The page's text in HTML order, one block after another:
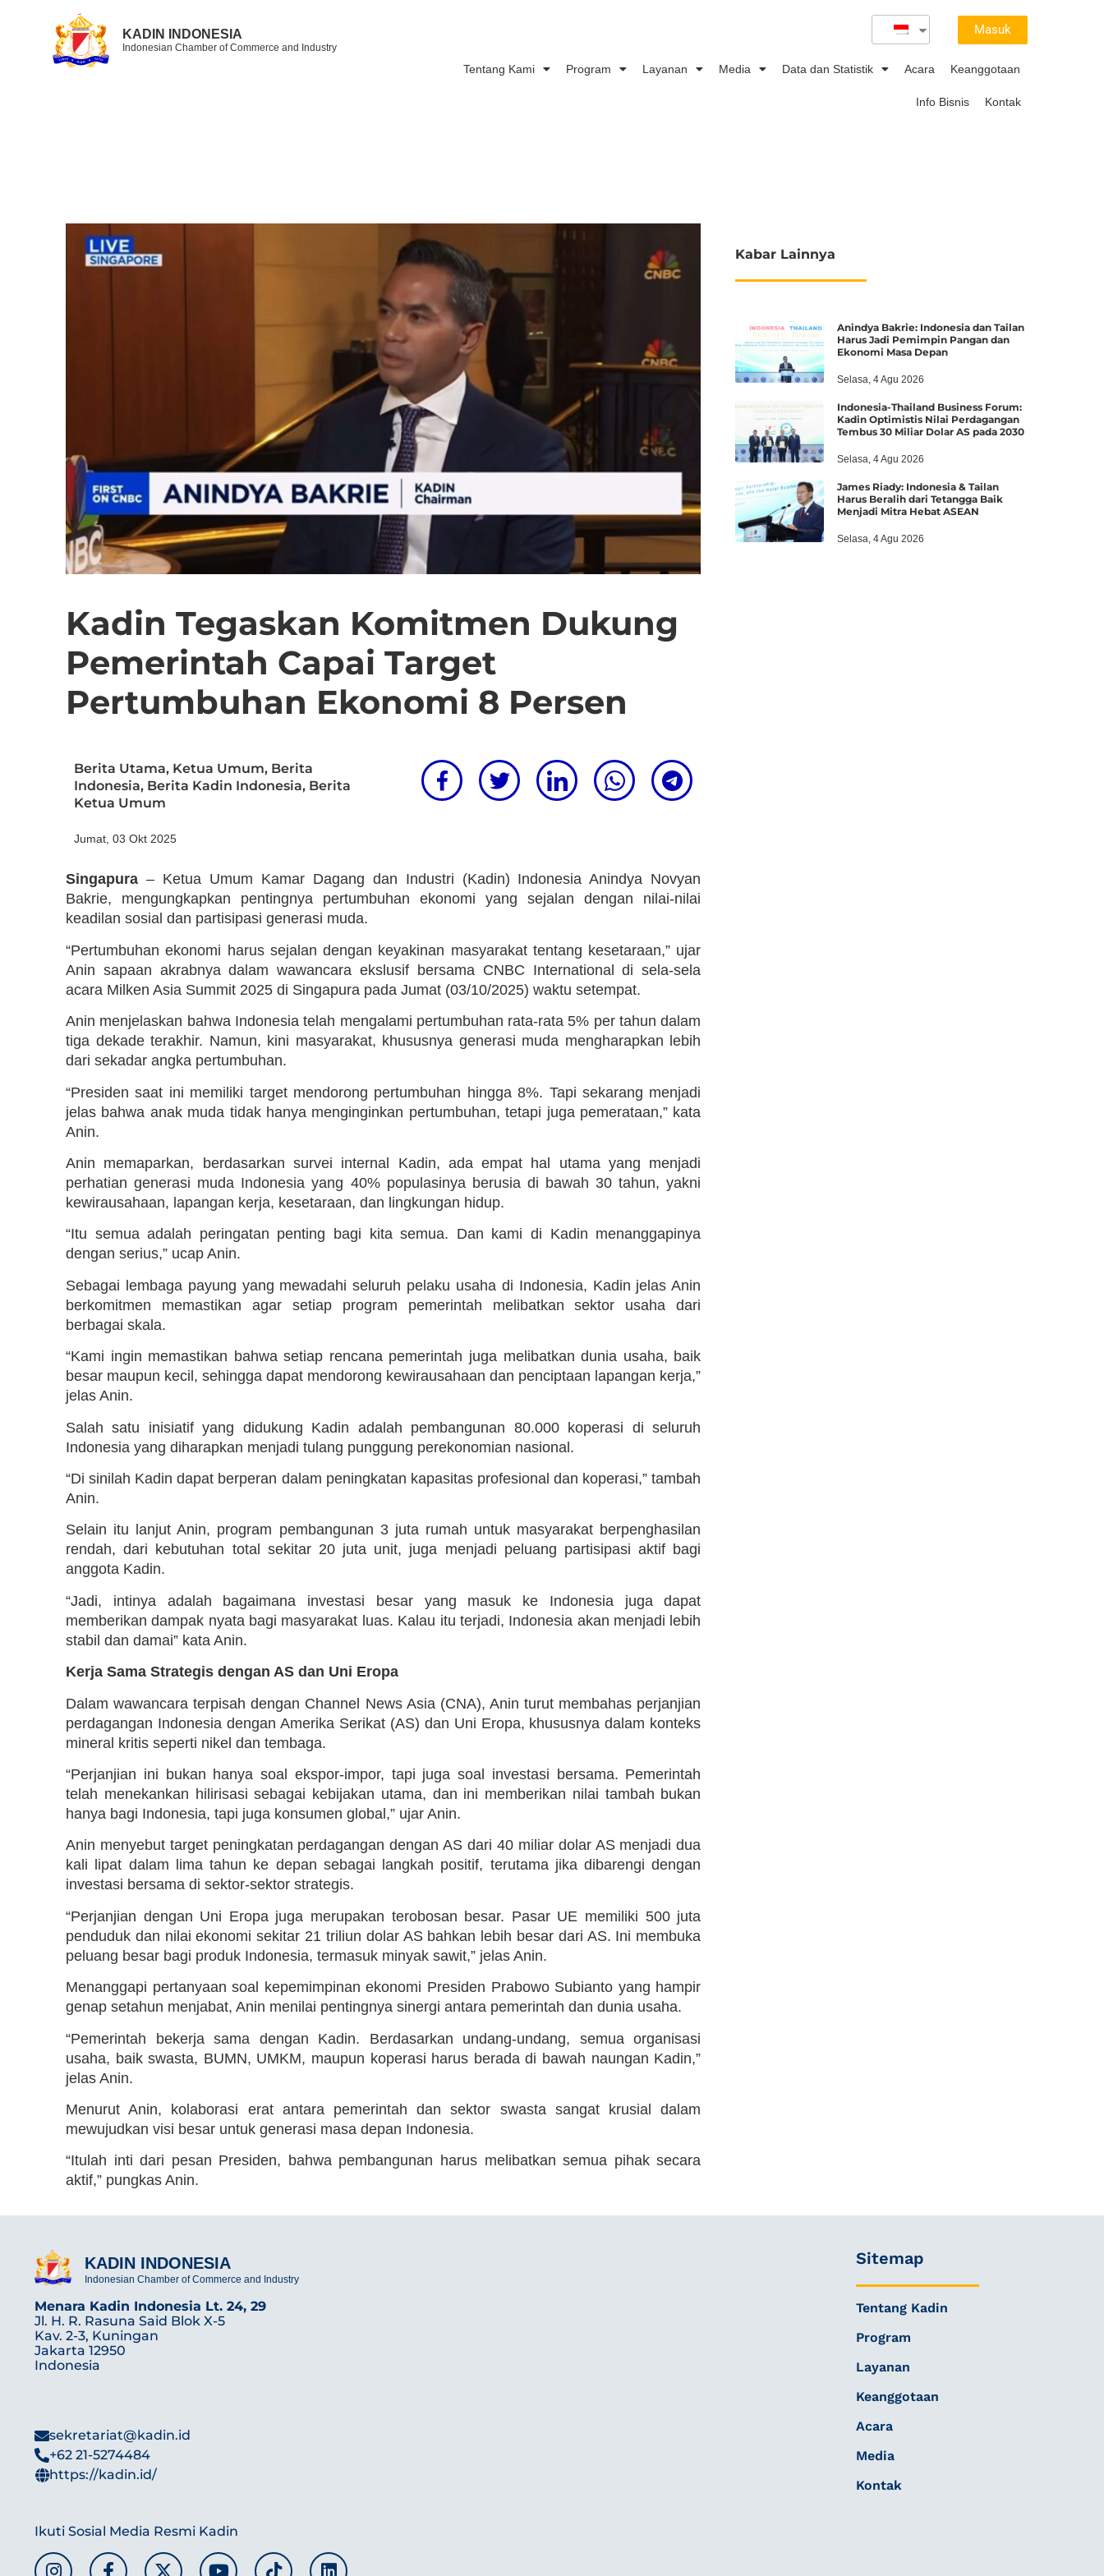
KADIN INDONESIA
Indonesian Chamber of Commerce and Industry
Masuk
Tentang Kami Program Layanan Media Data dan Statistik Acara Keanggotaan
Info Bisnis Kontak
Kadin Tegaskan Komitmen Dukung
Pemerintah Capai Target
Pertumbuhan Ekonomi 8 Persen
Berita Utama, Ketua Umum, Berita
Indonesia, Berita Kadin Indonesia, Berita
Ketua Umum
Jumat, 03 Okt 2025
Singapura – Ketua Umum Kamar Dagang dan Industri (Kadin) Indonesia Anindya Novyan
Bakrie, mengungkapkan pentingnya pertumbuhan ekonomi yang sejalan dengan nilai-nilai
keadilan sosial dan partisipasi generasi muda.
“Pertumbuhan ekonomi harus sejalan dengan keyakinan masyarakat tentang kesetaraan,” ujar
Anin sapaan akrabnya dalam wawancara ekslusif bersama CNBC International di sela-sela
acara Milken Asia Summit 2025 di Singapura pada Jumat (03/10/2025) waktu setempat.
Anin menjelaskan bahwa Indonesia telah mengalami pertumbuhan rata-rata 5% per tahun dalam
tiga dekade terakhir. Namun, kini masyarakat, khususnya generasi muda mengharapkan lebih
dari sekadar angka pertumbuhan.
“Presiden saat ini memiliki target mendorong pertumbuhan hingga 8%. Tapi sekarang menjadi
jelas bahwa anak muda tidak hanya menginginkan pertumbuhan, tetapi juga pemerataan,” kata
Anin.
Anin memaparkan, berdasarkan survei internal Kadin, ada empat hal utama yang menjadi
perhatian generasi muda Indonesia yang 40% populasinya berusia di bawah 30 tahun, yakni
kewirausahaan, lapangan kerja, kesetaraan, dan lingkungan hidup.
“Itu semua adalah peringatan penting bagi kita semua. Dan kami di Kadin menanggapinya
dengan serius,” ucap Anin.
Sebagai lembaga payung yang mewadahi seluruh pelaku usaha di Indonesia, Kadin jelas Anin
berkomitmen memastikan agar setiap program pemerintah melibatkan sektor usaha dari
berbagai skala.
“Kami ingin memastikan bahwa setiap rencana pemerintah juga melibatkan dunia usaha, baik
besar maupun kecil, sehingga dapat mendorong kewirausahaan dan penciptaan lapangan kerja,”
jelas Anin.
Salah satu inisiatif yang didukung Kadin adalah pembangunan 80.000 koperasi di seluruh
Indonesia yang diharapkan menjadi tulang punggung perekonomian nasional.
“Di sinilah Kadin dapat berperan dalam peningkatan kapasitas profesional dan koperasi,” tambah
Anin.
Selain itu lanjut Anin, program pembangunan 3 juta rumah untuk masyarakat berpenghasilan
rendah, dari kebutuhan total sekitar 20 juta unit, juga menjadi peluang partisipasi aktif bagi
anggota Kadin.
“Jadi, intinya adalah bagaimana investasi besar yang masuk ke Indonesia juga dapat
memberikan dampak nyata bagi masyarakat luas. Kalau itu terjadi, Indonesia akan menjadi lebih
stabil dan damai” kata Anin.
Kerja Sama Strategis dengan AS dan Uni Eropa
Dalam wawancara terpisah dengan Channel News Asia (CNA), Anin turut membahas perjanjian
perdagangan Indonesia dengan Amerika Serikat (AS) dan Uni Eropa, khususnya dalam konteks
mineral kritis seperti nikel dan tembaga.
“Perjanjian ini bukan hanya soal ekspor-impor, tapi juga soal investasi bersama. Pemerintah
telah menekankan hilirisasi sebagai kebijakan utama, dan ini memberikan nilai tambah bukan
hanya bagi Indonesia, tapi juga konsumen global,” ujar Anin.
Anin menyebut target peningkatan perdagangan dengan AS dari 40 miliar dolar AS menjadi dua
kali lipat dalam lima tahun ke depan sebagai langkah positif, terutama jika dibarengi dengan
investasi bersama di sektor-sektor strategis.
“Perjanjian dengan Uni Eropa juga merupakan terobosan besar. Pasar UE memiliki 500 juta
penduduk dan nilai ekonomi sekitar 21 triliun dolar AS bahkan lebih besar dari AS. Ini membuka
peluang besar bagi produk Indonesia, termasuk minyak sawit,” jelas Anin.
Menanggapi pertanyaan soal kepemimpinan ekonomi Presiden Prabowo Subianto yang hampir
genap setahun menjabat, Anin menilai pentingnya sinergi antara pemerintah dan dunia usaha.
“Pemerintah bekerja sama dengan Kadin. Berdasarkan undang-undang, semua organisasi
usaha, baik swasta, BUMN, UMKM, maupun koperasi harus berada di bawah naungan Kadin,”
jelas Anin.
Menurut Anin, kolaborasi erat antara pemerintah dan sektor swasta sangat krusial dalam
mewujudkan visi besar untuk generasi masa depan Indonesia.
“Itulah inti dari pesan Presiden, bahwa pembangunan harus melibatkan semua pihak secara
aktif,” pungkas Anin.
Kabar Lainnya
Anindya Bakrie: Indonesia dan Tailan
Harus Jadi Pemimpin Pangan dan
Ekonomi Masa Depan
Selasa, 4 Agu 2026
Indonesia-Thailand Business Forum:
Kadin Optimistis Nilai Perdagangan
Tembus 30 Miliar Dolar AS pada 2030
Selasa, 4 Agu 2026
James Riady: Indonesia & Tailan
Harus Beralih dari Tetangga Baik
Menjadi Mitra Hebat ASEAN
Selasa, 4 Agu 2026
KADIN INDONESIA
Indonesian Chamber of Commerce and Industry
Menara Kadin Indonesia Lt. 24, 29
Jl. H. R. Rasuna Said Blok X-5
Kav. 2-3, Kuningan
Jakarta 12950
Indonesia
sekretariat@kadin.id
+62 21-5274484
https://kadin.id/
Ikuti Sosial Media Resmi Kadin
Sitemap
Tentang Kadin
Program
Layanan
Keanggotaan
Acara
Media
Kontak